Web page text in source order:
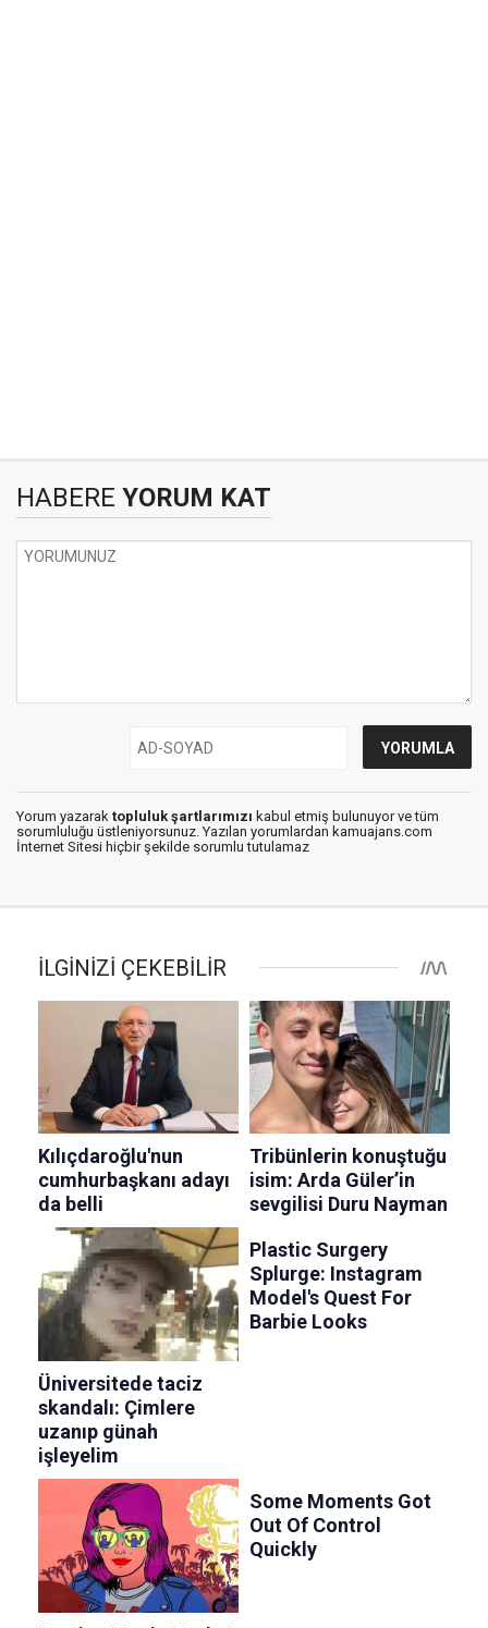
HABERE YORUM KAT
Yorum yazarak topluluk şartlarımızı kabul etmiş bulunuyor ve tüm
sorumluluğu üstleniyorsunuz. Yazılan yorumlardan kamuajans.com
İnternet Sitesi hiçbir şekilde sorumlu tutulamaz